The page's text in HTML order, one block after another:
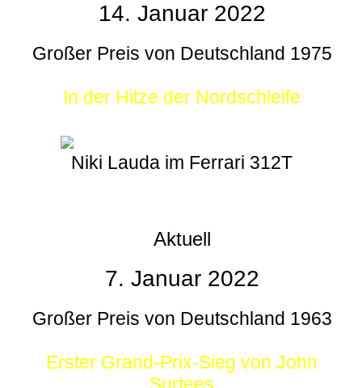
14. Januar 2022
Großer Preis von Deutschland 1975
In der Hitze der Nordschleife
Niki Lauda im Ferrari 312T
Aktuell
7. Januar 2022
Großer Preis von Deutschland 1963
Erster Grand-Prix-Sieg von John